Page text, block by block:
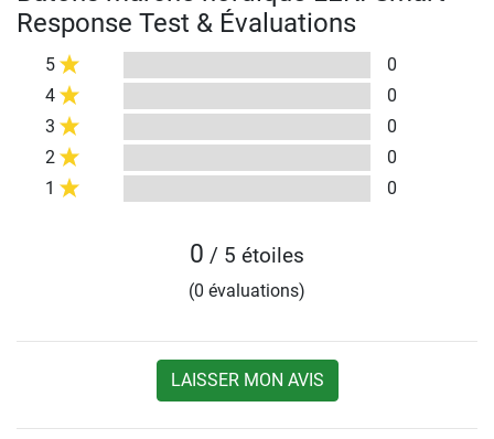
Response Test & Évaluations
5
0
4
0
3
0
2
0
1
0
0 / 5 étoiles
(0 évaluations)
LAISSER MON AVIS